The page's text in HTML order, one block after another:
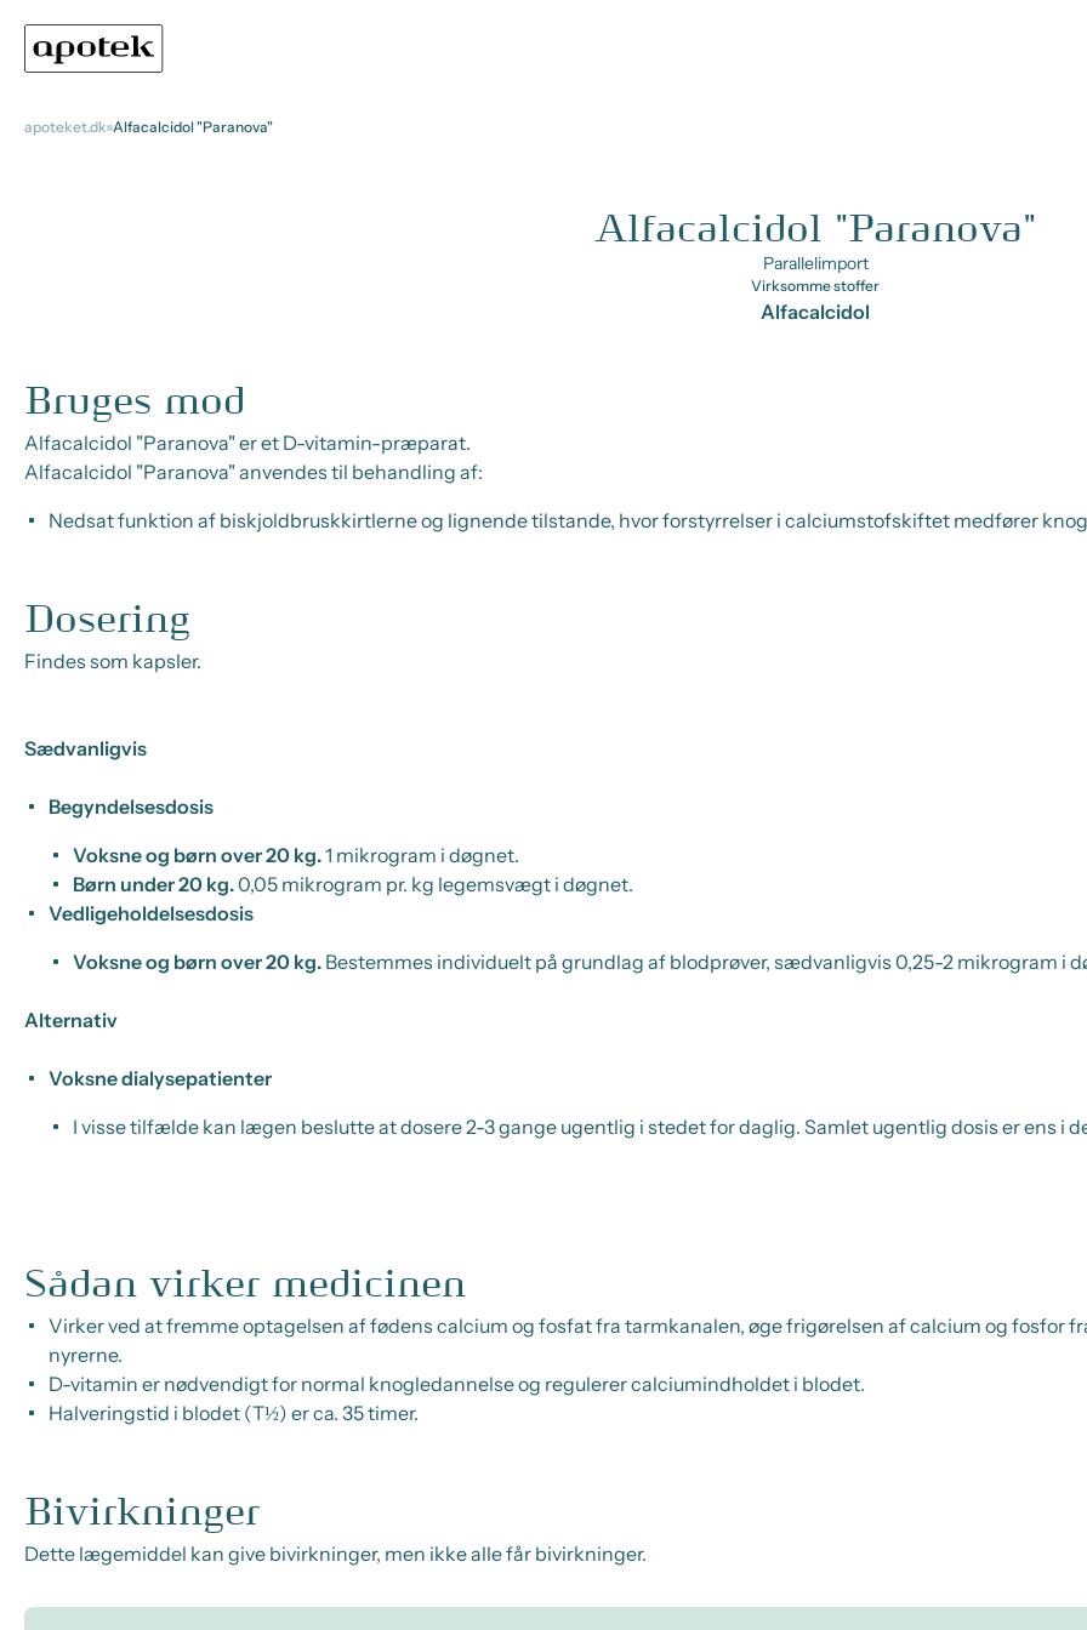
apoteket.dk Alfacalcidol "Paranova"
Alfacalcidol "Paranova"
Parallelimport
Virksomme stoffer
Alfacalcidol
Bruges mod
Alfacalcidol "Paranova" er et D-vitamin-præparat.
Alfacalcidol "Paranova" anvendes til behandling af:
Nedsat funktion af biskjoldbruskkirtlerne og lignende tilstande, hvor forstyrrelser i calciumstofskiftet medfører
Dosering
Findes som kapsler.
Sædvanligvis
Begyndelsesdosis
Voksne og børn over 20 kg.1 mikrogram i døgnet.
Børn under 20 kg.0,05 mikrogram pr. kg legemsvægt i døgnet.
Vedligeholdelsesdosis
Voksne og børn over 20 kg. Bestemmes individuelt på grundlag af blodprøver, sædvanligvis 0,25-2 mikrogram i
Alternativ
Voksne dialysepatienter
I visse tilfælde kan lægen beslutte at dosere 2-3 gange ugentlig i stedet for daglig. Samlet ugentlig dosis er ens i
Sådan virker medicinen
Virker ved at fremme optagelsen af fødens calcium og fosfat fra tarmkanalen, øge frigørelsen af calcium og fosfor
nyrerne.
D-vitamin er nødvendigt for normal knogledannelse og regulerer calciumindholdet i blodet.
Halveringstid i blodet (T½) er ca. 35 timer.
Bivirkninger
Dette lægemiddel kan give bivirkninger, men ikke alle får bivirkninger.